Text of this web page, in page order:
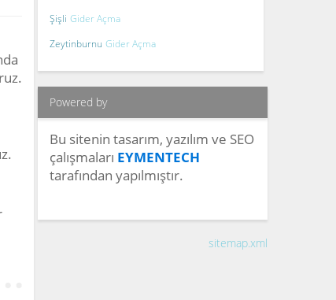
Şişli Gider Açma
Zeytinburnu Gider Açma
Powered by
Bu sitenin tasarım, yazılım ve SEO
çalışmaları EYMENTECH
tarafından yapılmıştır.
sitemap.xml